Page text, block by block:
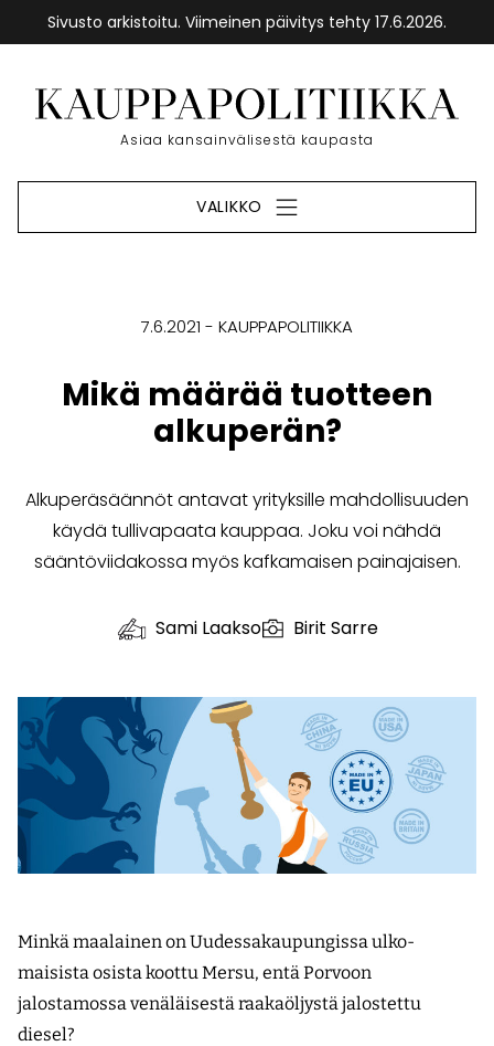
Sivusto arkistoitu. Viimeinen päivitys tehty 17.6.2026.
sisältöön
Etusivu
Asiaa kansainvälisestä kaupasta
VALIKKO
7.6.2021 KAUPPAPOLITIIKKA
Mikä määrää tuotteen
alkuperän?
Alkuperäsäännöt antavat yrityksille mahdollisuuden
käydä tullivapaata kauppaa. Joku voi nähdä
sääntöviidakossa myös kafkamaisen painajaisen.
Sami Laakso Birit Sarre
Minkä maalainen on Uudessakaupungissa ulko­
maisista osista koottu Mersu, entä Porvoon
jalostamossa venäläisestä raakaöljystä jalostettu
diesel?